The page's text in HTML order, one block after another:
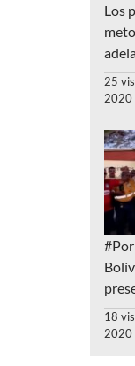
Los
25
2020
18
2020